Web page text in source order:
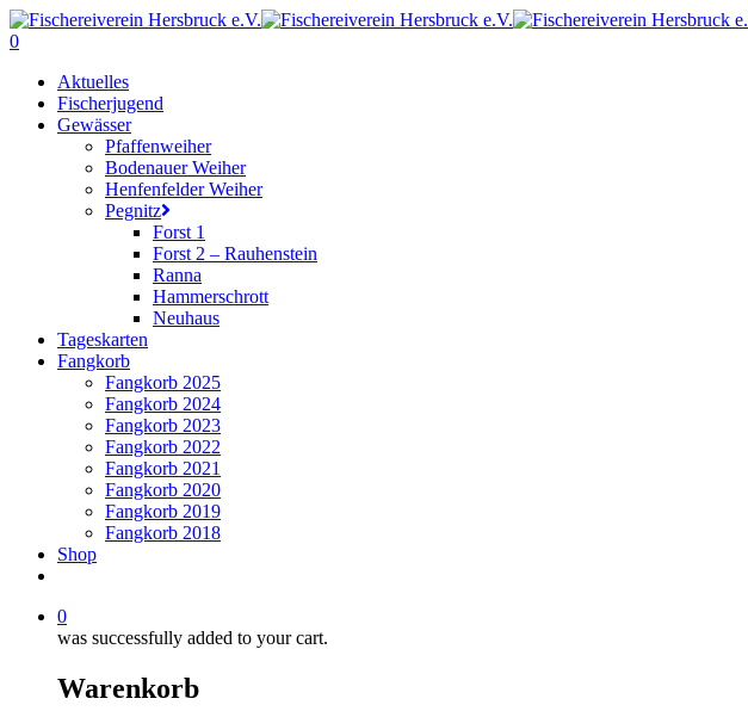
Skip
to
content
0
Aktuelles
Fischerjugend
Gewässer
Pfaffenweiher
Bodenauer Weiher
Henfenfelder Weiher
Pegnitz
Forst 1
Forst 2 – Rauhenstein
Ranna
Hammerschrott
Neuhaus
Tageskarten
Fangkorb
Fangkorb 2025
Fangkorb 2024
Fangkorb 2023
Fangkorb 2022
Fangkorb 2021
Fangkorb 2020
Fangkorb 2019
Fangkorb 2018
Shop
0
was successfully added to your cart.
Warenkorb